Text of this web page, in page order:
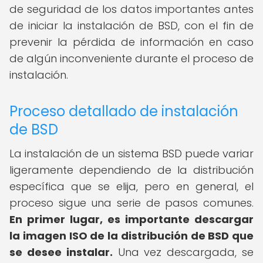
de seguridad de los datos importantes antes
de iniciar la instalación de BSD, con el fin de
prevenir la pérdida de información en caso
de algún inconveniente durante el proceso de
instalación.
Proceso detallado de instalación
de BSD
La instalación de un sistema BSD puede variar
ligeramente dependiendo de la distribución
específica que se elija, pero en general, el
proceso sigue una serie de pasos comunes.
En primer lugar, es importante descargar
la imagen ISO de la distribución de BSD que
se desee instalar. Una vez descargada, se